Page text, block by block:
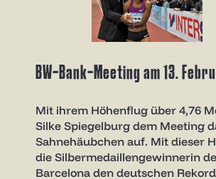
BW-Bank-Meeting am 13.
Mit ihrem Höhenflug über 4,76
Silke Spiegelburg dem Meeting
Sahnehäubchen auf. Mit dieser
die Silbermedaillengewinnerin
Barcelona den deutschen